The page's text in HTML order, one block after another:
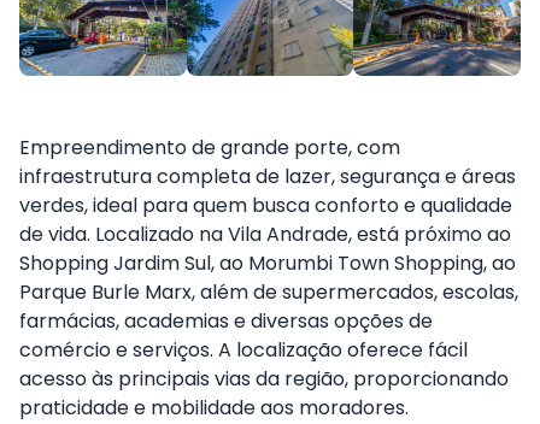
Empreendimento de grande porte, com
infraestrutura completa de lazer, segurança e áreas
verdes, ideal para quem busca conforto e qualidade
de vida. Localizado na Vila Andrade, está próximo ao
Shopping Jardim Sul, ao Morumbi Town Shopping, ao
Parque Burle Marx, além de supermercados, escolas,
farmácias, academias e diversas opções de
comércio e serviços. A localização oferece fácil
acesso às principais vias da região, proporcionando
praticidade e mobilidade aos moradores.